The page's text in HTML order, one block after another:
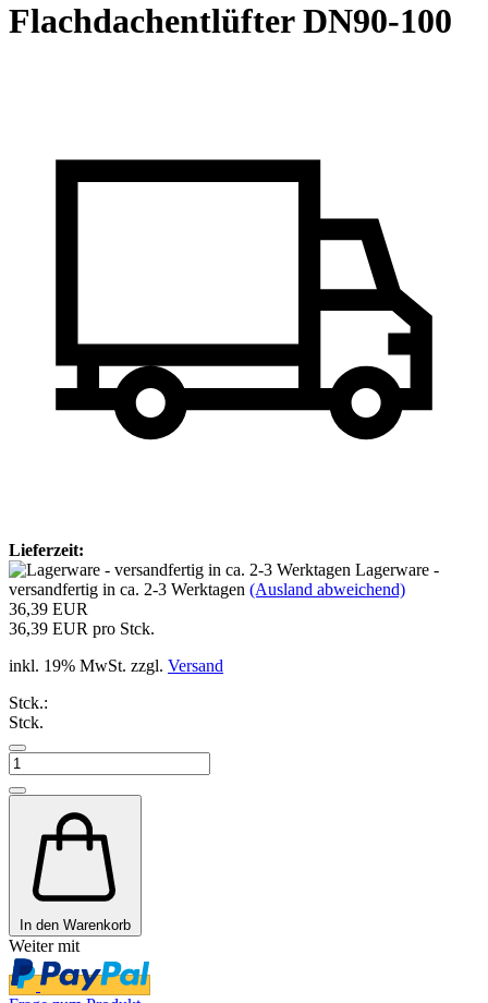
Flachdachentlüfter DN90-100
Lieferzeit:
Lagerware -
versandfertig in ca. 2-3 Werktagen (Ausland abweichend)
36,39 EUR
36,39 EUR pro Stck.
inkl. 19% MwSt. zzgl. Versand
Stck.:
Stck.
In den Warenkorb
Weiter mit